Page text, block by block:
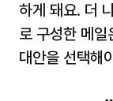
하게 돼요. 더
로 구성한 메일
대안을 선택해